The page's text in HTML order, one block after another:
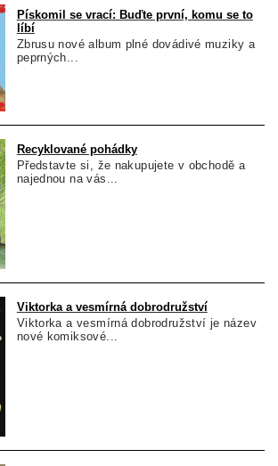
Pískomil se vrací: Buďte první, komu se to
líbí
Zbrusu nové album plné dovádivé muziky a
peprných...
Recyklované pohádky
Představte si, že nakupujete v obchodě a
najednou na vás...
Viktorka a vesmírná dobrodružství
Viktorka a vesmírná dobrodružství je název
nové komiksové...